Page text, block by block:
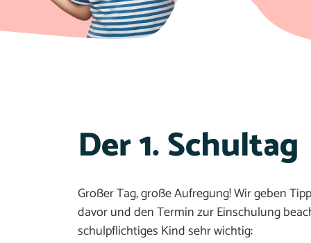
Der 1. Schultag
Großer Tag, große Aufregung! Wir geben
davor und den Termin zur Einschulung
schulpflichtiges Kind sehr wichtig: